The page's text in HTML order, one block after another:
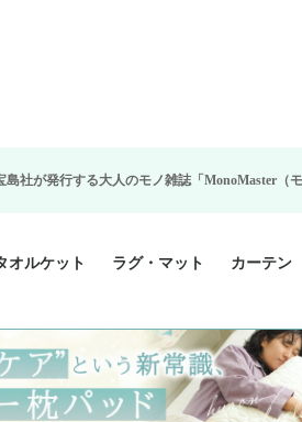
モノ雑誌「MonoMaster（モノマスター）」の
ジュニア 掛け布団カバー
シングル 掛け布団カバー
シングルロング 掛け布団
カバー
セミダブル 掛け布団カバ
ー
ダブル 掛け布団カバー
ダブルロング 掛け布団カ
バー
クィーン 掛け布団カバー
暖か 掛け布団カバー
ジュニア 敷布団カバー
セミシングル 敷布団カバ
ー
シングル 敷布団カバー
シングルロング 敷布団カ
バー
ダブル 敷布団カバー
35x50cm 枕カバー
43x63cm 枕カバー
50x70cm 枕カバー
シルク 枕カバー
シングル BOXシーツ
シングルロング BOXシー
ツ
セミダブル BOXシーツ
ダブル BOXシーツ
スーパーロング BOXシー
ツ
カバー2点セット
カバー3点セット
他枕
オルケット
ーフサイズ
ングルサイズ
ミダブルサイズ
ブルサイズ
触冷感
然素材 綿100%
ラグ・マット カーテン
既成カー
遮光カー
レース・
Disney
ン
MOOMIN
ン
テン
ー)